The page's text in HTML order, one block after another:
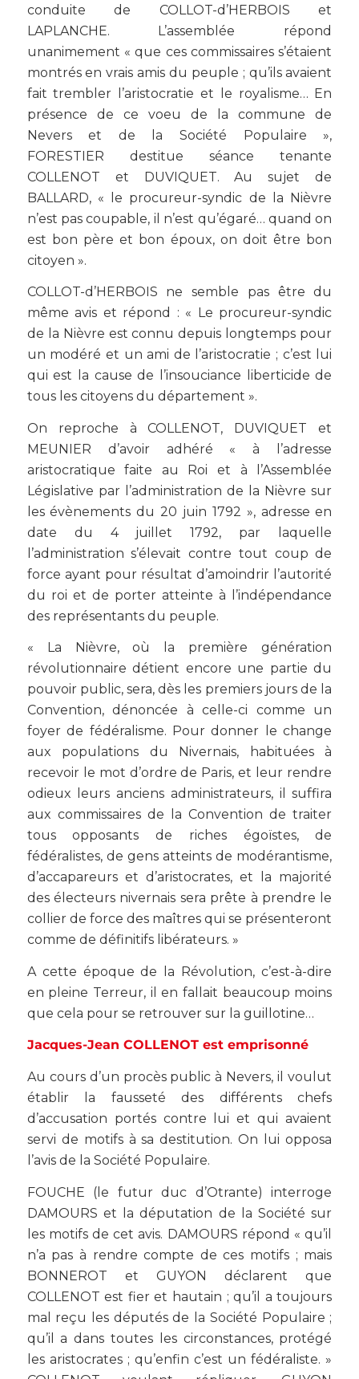
conduite de COLLOT-d’HERBOIS et
LAPLANCHE. L’assemblée répond
unanimement « que ces commissaires s’étaient
montrés en vrais amis du peuple ; qu’ils avaient
fait trembler l’aristocratie et le royalisme… En
présence de ce voeu de la commune de
Nevers et de la Société Populaire »,
FORESTIER destitue séance tenante
COLLENOT et DUVIQUET. Au sujet de
BALLARD, « le procureur-syndic de la Nièvre
n’est pas coupable, il n’est qu’égaré… quand on
est bon père et bon époux, on doit être bon
citoyen ».
COLLOT-d’HERBOIS ne semble pas être du
même avis et répond : « Le procureur-syndic
de la Nièvre est connu depuis longtemps pour
un modéré et un ami de l’aristocratie ; c’est lui
qui est la cause de l’insouciance liberticide de
tous les citoyens du département ».
On reproche à COLLENOT, DUVIQUET et
MEUNIER d’avoir adhéré « à l’adresse
aristocratique faite au Roi et à l’Assemblée
Législative par l’administration de la Nièvre sur
les évènements du 20 juin 1792 », adresse en
date du 4 juillet 1792, par laquelle
l’administration s’élevait contre tout coup de
force ayant pour résultat d’amoindrir l’autorité
du roi et de porter atteinte à l’indépendance
des représentants du peuple.
« La Nièvre, où la première génération
révolutionnaire détient encore une partie du
pouvoir public, sera, dès les premiers jours de la
Convention, dénoncée à celle-ci comme un
foyer de fédéralisme. Pour donner le change
aux populations du Nivernais, habituées à
recevoir le mot d’ordre de Paris, et leur rendre
odieux leurs anciens administrateurs, il suffira
aux commissaires de la Convention de traiter
tous opposants de riches égoïstes, de
fédéralistes, de gens atteints de modérantisme,
d’accapareurs et d’aristocrates, et la majorité
des électeurs nivernais sera prête à prendre le
collier de force des maîtres qui se présenteront
comme de définitifs libérateurs. »
A cette époque de la Révolution, c’est-à-dire
en pleine Terreur, il en fallait beaucoup moins
que cela pour se retrouver sur la guillotine…
Jacques-Jean COLLENOT est emprisonné
Au cours d’un procès public à Nevers, il voulut
établir la fausseté des différents chefs
d’accusation portés contre lui et qui avaient
servi de motifs à sa destitution. On lui opposa
l’avis de la Société Populaire.
FOUCHE (le futur duc d’Otrante) interroge
DAMOURS et la députation de la Société sur
les motifs de cet avis. DAMOURS répond « qu’il
n’a pas à rendre compte de ces motifs ; mais
BONNEROT et GUYON déclarent que
COLLENOT est fier et hautain ; qu’il a toujours
mal reçu les députés de la Société Populaire ;
qu’il a dans toutes les circonstances, protégé
les aristocrates ; qu’enfin c’est un fédéraliste. »